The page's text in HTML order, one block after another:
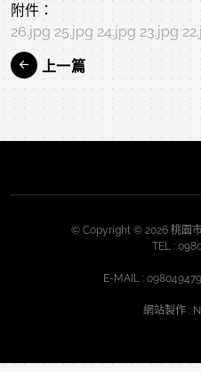
附件：
26.jpg 25.jpg 24.jpg 23.jpg
上一篇
© Copyright © 2026 桃園
TEL :
E-MAIL :
網站製作: